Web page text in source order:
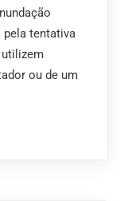
pela tentativa
ou de um